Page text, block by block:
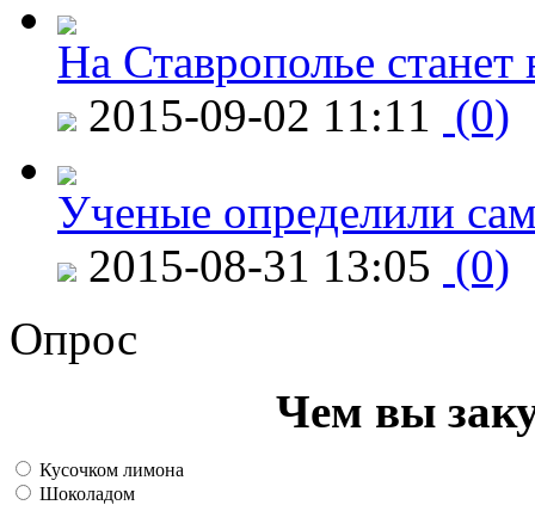
На Ставрополье
2015-09-02 11:11 (0)
Ученые определили
2015-08-31 13:05 (0)
Опрос
Чем вы
Кусочком лимона
Шоколадом